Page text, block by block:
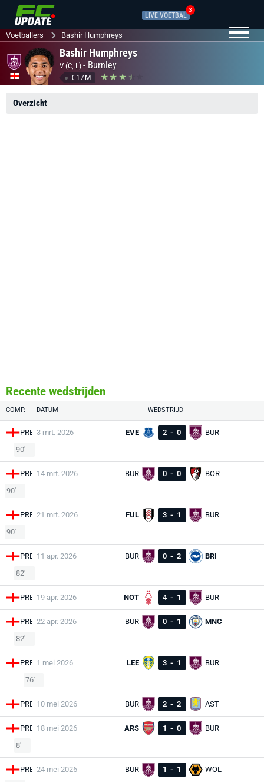
LIVE VOETBAL
3
Voetballers Bashir Humphreys
Bashir Humphreys
V (C, L) - Burnley
€17M
Overzicht
Recente wedstrijden
COMP. DATUM WEDSTRIJD
PRE 3 mrt. 2026 EVE 2 - 0
BUR
90'
PRE 14 mrt. 2026 BUR 0 - 0
BOR
90'
PRE 21 mrt. 2026 FUL 3 - 1
BUR
90'
PRE 11 apr. 2026 BUR 0 - 2
BRI
82'
PRE 19 apr. 2026 NOT 4 - 1 BUR
PRE 22 apr. 2026 BUR 0 - 1
MNC
82'
PRE 1 mei 2026 LEE 3 - 1
BUR
76'
PRE 10 mei 2026 BUR 2 - 2 AST
PRE 18 mei 2026 ARS 1 - 0
BUR
8'
PRE 24 mei 2026 BUR 1 - 1
WOL